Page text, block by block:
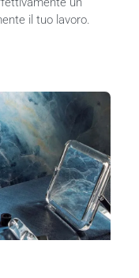
il tuo lavoro.